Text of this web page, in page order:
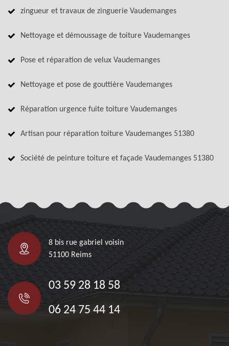
zingueur et travaux de zinguerie Vaudemanges
Nettoyage et démoussage de toiture Vaudemanges
Pose et réparation de velux Vaudemanges
Nettoyage et pose de gouttière Vaudemanges
Réparation urgence fuite toiture Vaudemanges
Artisan pour réparation toiture Vaudemanges 51380
Société de peinture toiture et façade Vaudemanges 51380
8 bis rue gabriel voisin
51100 Reims
03 59 28 18 58
06 24 75 44 14